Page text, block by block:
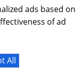
ads based on
of ad
All